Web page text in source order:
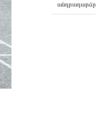
անդրադարձը